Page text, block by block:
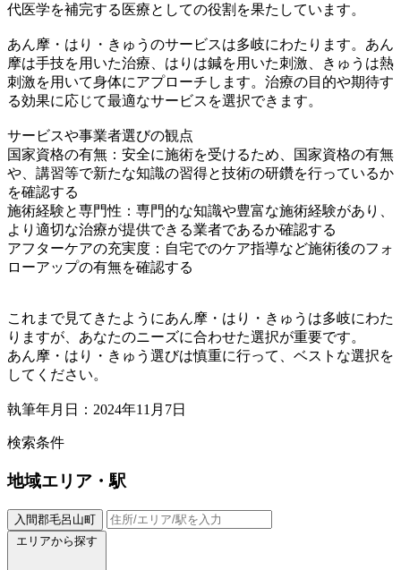
代医学を補完する医療としての役割を果たしています。
あん摩・はり・きゅうのサービスは多岐にわたります。あん
摩は手技を用いた治療、はりは鍼を用いた刺激、きゅうは熱
刺激を用いて身体にアプローチします。治療の目的や期待す
る効果に応じて最適なサービスを選択できます。
サービスや事業者選びの観点
国家資格の有無：安全に施術を受けるため、国家資格の有無
や、講習等で新たな知識の習得と技術の研鑽を行っているか
を確認する
施術経験と専門性：専門的な知識や豊富な施術経験があり、
より適切な治療が提供できる業者であるか確認する
アフターケアの充実度：自宅でのケア指導など施術後のフォ
ローアップの有無を確認する
これまで見てきたようにあん摩・はり・きゅうは多岐にわた
りますが、あなたのニーズに合わせた選択が重要です。
あん摩・はり・きゅう選びは慎重に行って、ベストな選択を
してください。
執筆年月日：2024年11月7日
検索条件
地域エリア・駅
入間郡毛呂山町
エリアから探す